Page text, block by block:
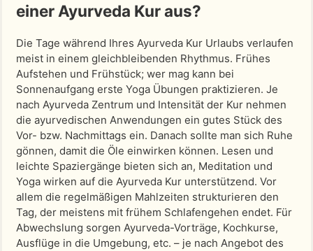
einer Ayurveda Kur aus?
Die Tage während Ihres Ayurveda Kur Urlaubs verlaufen
meist in einem gleichbleibenden Rhythmus. Frühes
Aufstehen und Frühstück; wer mag kann bei
Sonnenaufgang erste Yoga Übungen praktizieren. Je
nach Ayurveda Zentrum und Intensität der Kur nehmen
die ayurvedischen Anwendungen ein gutes Stück des
Vor- bzw. Nachmittags ein. Danach sollte man sich Ruhe
gönnen, damit die Öle einwirken können. Lesen und
leichte Spaziergänge bieten sich an, Meditation und
Yoga wirken auf die Ayurveda Kur unterstützend. Vor
allem die regelmäßigen Mahlzeiten strukturieren den
Tag, der meistens mit frühem Schlafengehen endet. Für
Abwechslung sorgen Ayurveda-Vorträge, Kochkurse,
Ausflüge in die Umgebung, etc. – je nach Angebot des